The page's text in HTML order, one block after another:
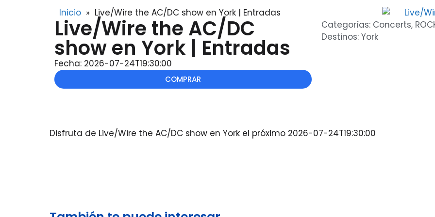
Inicio » Live/Wire the AC/DC show en York | Entradas
Live/Wire the AC/DC
show en York | Entradas
Fecha: 2026-07-24T19:30:00
COMPRAR
Categorías: Concerts,
Destinos: York
Disfruta de Live/Wire the AC/DC show en York el próximo 2026-07-24T19:30:00